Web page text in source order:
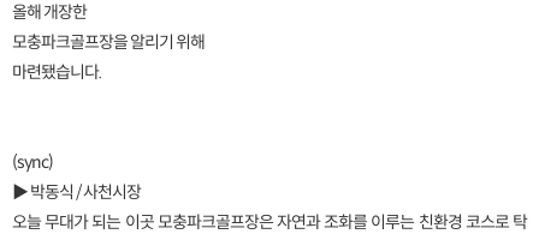
올해 개장한
모충파크골프장을 알리기 위해
마련됐습니다.
(sync)
▶ 박동식 / 사천시장
오늘 무대가 되는 이곳 모충파크골프장은 자연과 조화를 이루는 친환경 코스로 탁